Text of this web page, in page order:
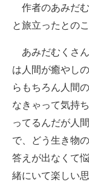
作者のあみだ
と旅立ったとのこ
あみだむくさ
は人間が癒やし
らもちろん人間
なきゃって気持
ってるんだが人
で、どう生き物
答えが出なくて
緒にいて楽しい